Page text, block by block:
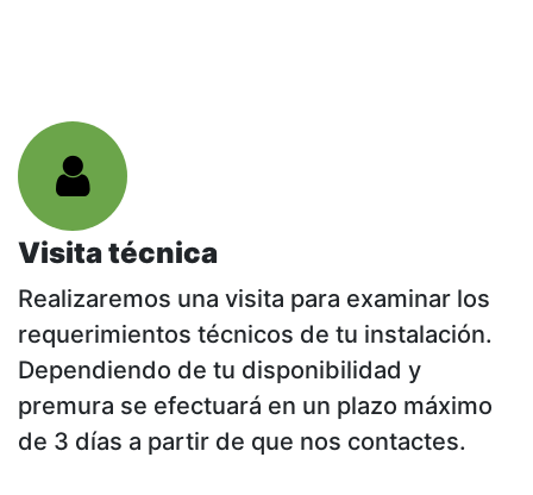
Visita técnica
Realizaremos una visita para examinar los
requerimientos técnicos de tu instalación.
Dependiendo de tu disponibilidad y
premura se efectuará en un plazo máximo
de 3 días a partir de que nos contactes.